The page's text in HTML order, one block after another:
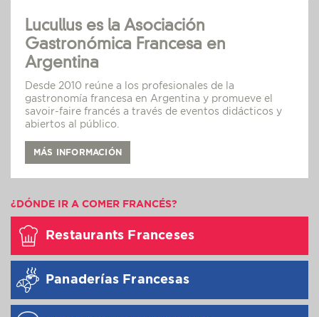
Lucullus es la Asociación
Gastronómica Francesa en
Argentina
Desde 2010 reúne a los profesionales de la
gastronomía francesa en Argentina y promueve el
savoir-faire francés a través de eventos didácticos y
abiertos al público.
MÁS INFORMACIÓN
¿DÓNDE IR A COMER FRANCÉS?
Restaurants Franceses
Panaderías Francesas